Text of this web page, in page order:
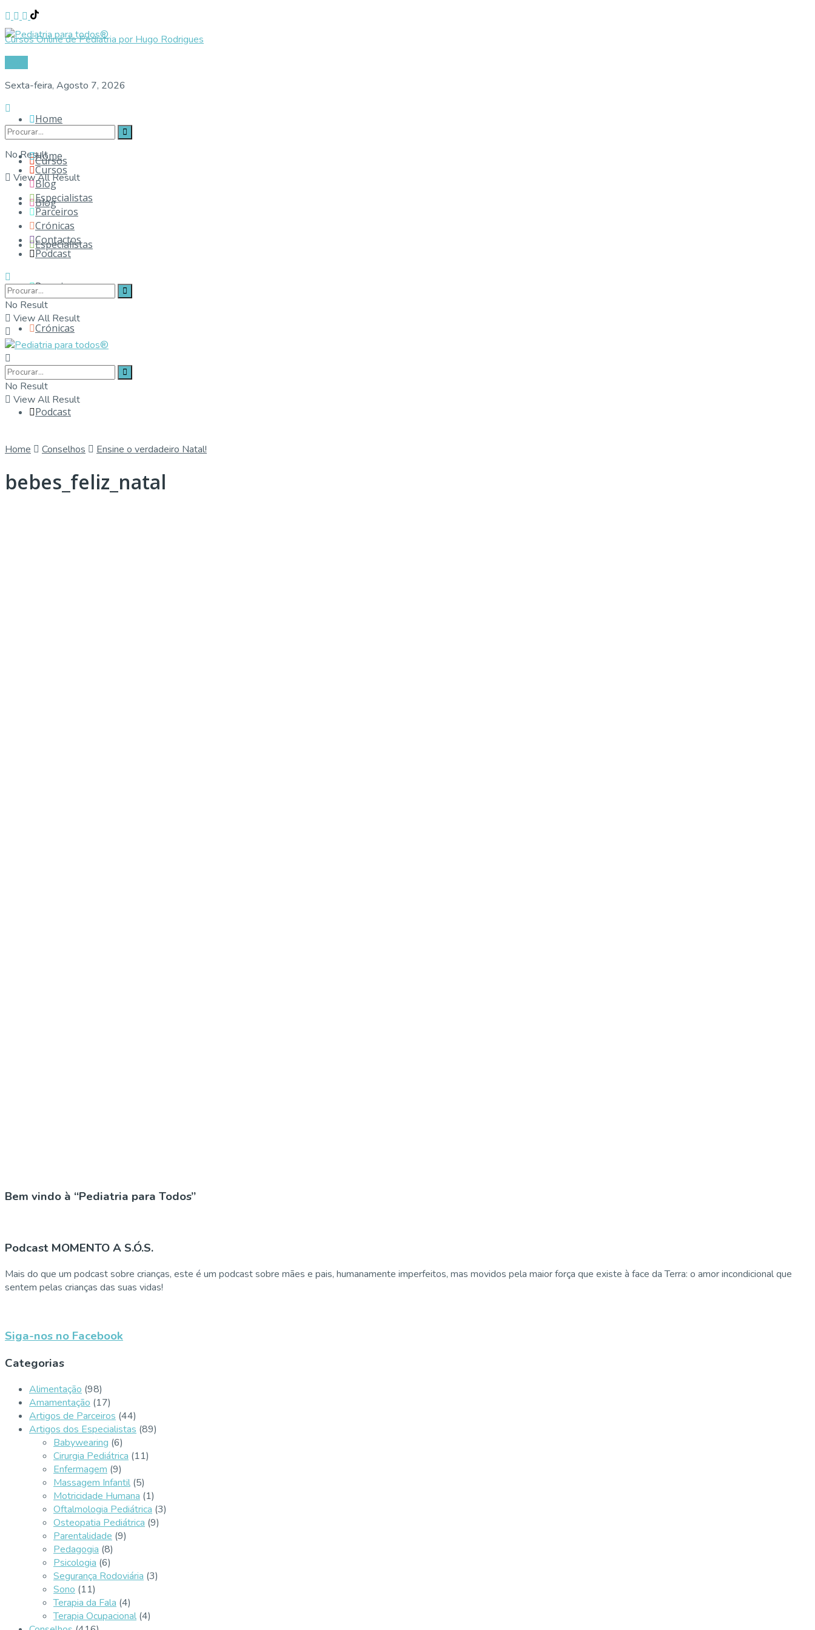
Cursos Online de Pediatria por Hugo Rodrigues
Sexta-feira, Agosto 7, 2026
No Result
View All Result
Home
Cursos
Blog
Especialistas
Parceiros
Crónicas
Contactos
Podcast
Home
Cursos
Blog
Especialistas
Parceiros
Crónicas
Contactos
Podcast
No Result
View All Result
No Result
View All Result
Home Conselhos Ensine o verdadeiro Natal!
bebes_feliz_natal
Bem vindo à “Pediatria para Todos”
Podcast MOMENTO A S.Ó.S.
Mais do que um podcast sobre crianças, este é um podcast sobre mães e pais, humanamente imperfeitos, mas movidos pela maior força que existe à face da Terra: o amor incondicional que
sentem pelas crianças das suas vidas!
Siga-nos no Facebook
Categorias
Alimentação (98)
Amamentação (17)
Artigos de Parceiros (44)
Artigos dos Especialistas (89)
Babywearing (6)
Cirurgia Pediátrica (11)
Enfermagem (9)
Massagem Infantil (5)
Motricidade Humana (1)
Oftalmologia Pediátrica (3)
Osteopatia Pediátrica (9)
Parentalidade (9)
Pedagogia (8)
Psicologia (6)
Segurança Rodoviária (3)
Sono (11)
Terapia da Fala (4)
Terapia Ocupacional (4)